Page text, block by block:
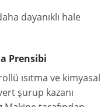
dayanıklı hale
Prensibi
ısıtma ve kimyasal
şurup kazanı